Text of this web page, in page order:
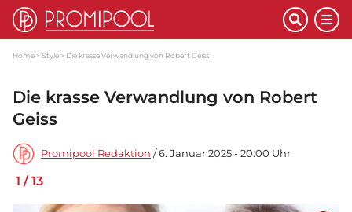
Home Style Die krasse Verwandlung von Robert Geiss
Die krasse Verwandlung von Robert
Geiss
Promipool Redaktion / 6. Januar 2025 - 20:00 Uhr
1 /13